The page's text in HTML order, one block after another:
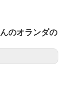
のオランダの